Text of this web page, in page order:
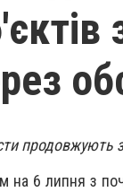
продовжують
на 6 липня з